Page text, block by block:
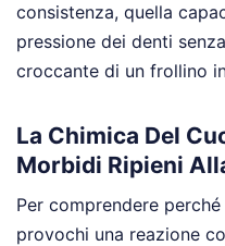
consistenza, quella
pressione dei denti
croccante di un frollino
La Chimica Del
Morbidi Ripieni
Per comprendere
provochi una reazione